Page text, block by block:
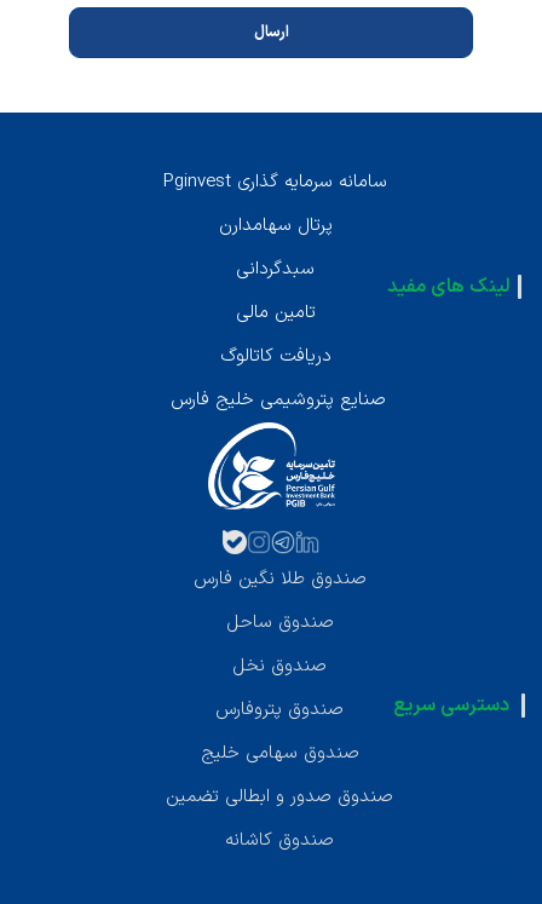
لینک های مفید
سامانه سرمايه گذارى Pginvest
پرتال سهامدارن
سبدگردانى
تامين مالى
دريافت كاتالوگ
صنایع پتروشیمی خلیج فارس
دسترسی سریع
صندوق طلا نگین فارس
صندوق ساحل
صندوق نخل
صندوق پتروفارس
صندوق سهامی خلیج
صندوق صدور و ابطالی تضمین
صندوق کاشانه